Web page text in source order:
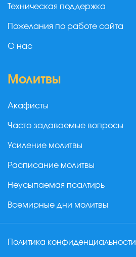
Техническая поддержка
Пожелания по работе сайта
О нас
Молитвы
Акафисты
Часто задаваемые вопросы
Усиление молитвы
Расписание молитвы
Неусыпаемая псалтирь
Всемирные дни молитвы
Политика конфиденциальности